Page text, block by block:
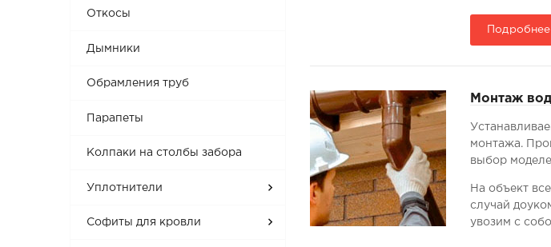
Откосы
Дымники
Обрамления труб
Парапеты
Колпаки на столбы забора
Уплотнители
Софиты для кровли
Подробнее
Монтаж
монтажа.
выбор
На объект
случай
увозим с